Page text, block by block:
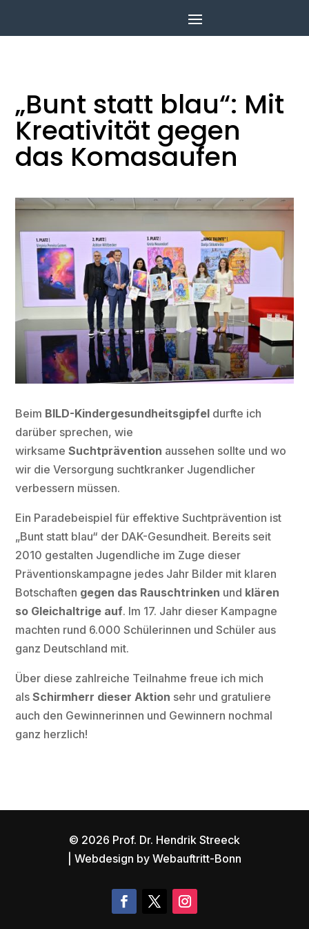
„Bunt statt blau“: Mit
Kreativität gegen
das Komasaufen
Beim BILD-Kindergesundheitsgipfel durfte ich
darüber sprechen, wie
wirksameSuchtprävention aussehen sollte und wo
wir die Versorgung suchtkranker Jugendlicher
verbessern müssen.
Ein Paradebeispiel für effektive Suchtprävention ist
„Bunt statt blau“ der DAK-Gesundheit. Bereits seit
2010 gestalten Jugendliche im Zuge dieser
Präventionskampagne jedes Jahr Bilder mit klaren
Botschaften gegen das Rauschtrinken und klären
so Gleichaltrige auf. Im 17. Jahr dieser Kampagne
machten rund 6.000 Schülerinnen und Schüler aus
ganz Deutschland mit.
Über diese zahlreiche Teilnahme freue ich mich
alsSchirmherr dieser Aktion sehr und gratuliere
auch den Gewinnerinnen und Gewinnern nochmal
ganz herzlich!
© 2026 Prof. Dr. Hendrik Streeck
| Webdesign by Webauftritt-Bonn